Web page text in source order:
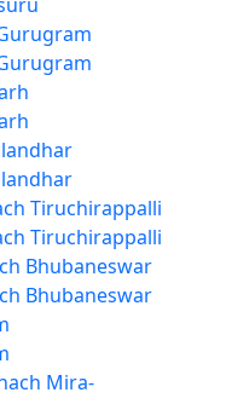
Tiruchirappalli
Tiruchirappalli
Bhubaneswar
Bhubaneswar
Mira-